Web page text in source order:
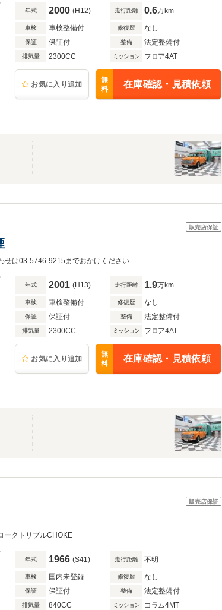
年式 2000 (H12) 走行距離 0.6万km
車検 車検整備付 修復歴 なし
保証 保証付 整備 法定整備付
排気量 2300CC ミッション フロア4AT
お気に入り追加
無
料
在庫確認・見積依頼
販売店保証
せは03-5746-9215までおかけください
年式 2001 (H13) 走行距離 1.9万km
車検 車検整備付 修復歴 なし
保証 保証付 整備 法定整備付
排気量 2300CC ミッション フロア4AT
お気に入り追加
無
料
在庫確認・見積依頼
販売店保証
ークトリプルCHOKE
年式 1966 (S41) 走行距離 不明
車検 国内未登録 修復歴 なし
保証 保証付 整備 法定整備付
排気量 840CC ミッション コラム4MT